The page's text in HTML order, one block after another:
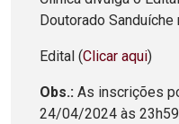
Doutorado
Edital (Clicar aqui)
Obs.: As inscrições
24/04/2024 às